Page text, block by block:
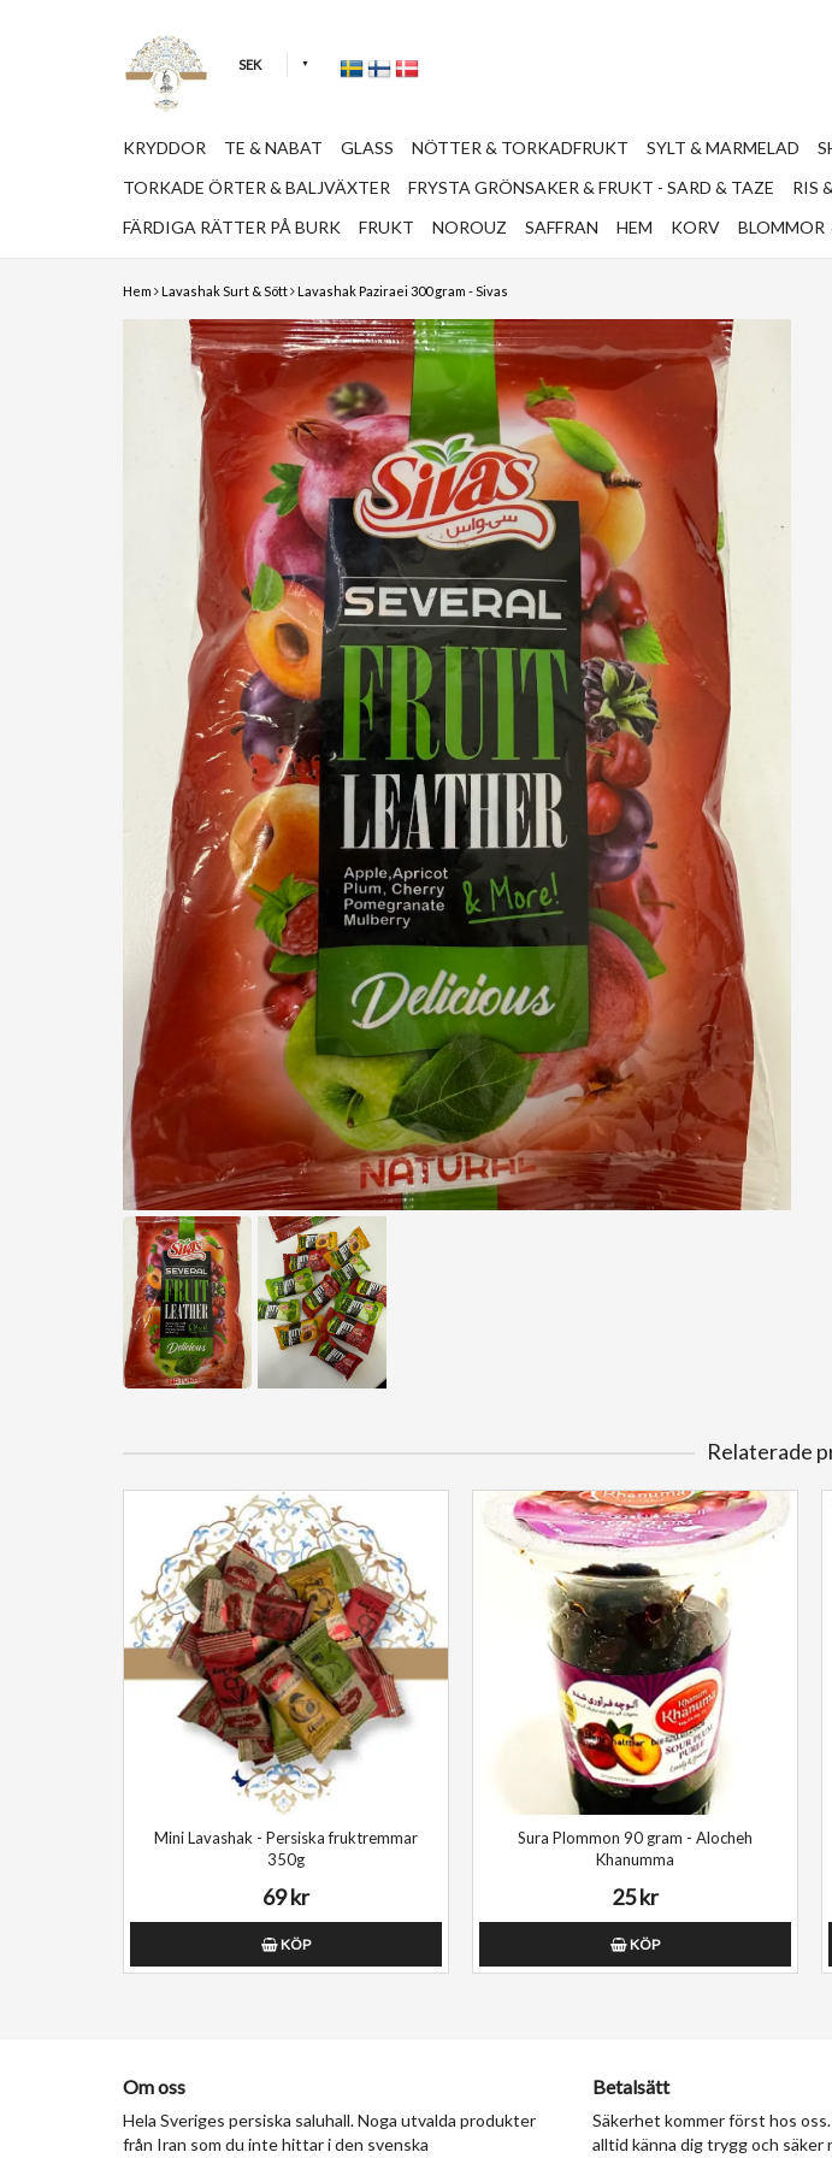
Hem Lavashak Surt & Sött Lavashak Paziraei 300 gram - Sivas
Relaterade
Mini Lavashak - Persiska fruktremmar
350g
69 kr
KÖP
Sura Plommon 90 gram - Alocheh
Khanumma
25 kr
KÖP
Om oss
Hela Sveriges persiska saluhall. Noga utvalda produkter
från Iran som du inte hittar i den svenska
Betalsätt
Säkerhet kommer först hos
alltid känna dig trygg och säker
SEK
KRYDDOR TE & NABAT GLASS NÖTTER & TORKADFRUKT SYLT & MARMELAD
TORKADE ÖRTER & BALJVÄXTER
FRYSTA GRÖNSAKER & FRUKT - SARD & TAZE RIS
FÄRDIGA RÄTTER PÅ BURK
FRUKT NOROUZ SAFFRAN HEM KORV BLOMMOR